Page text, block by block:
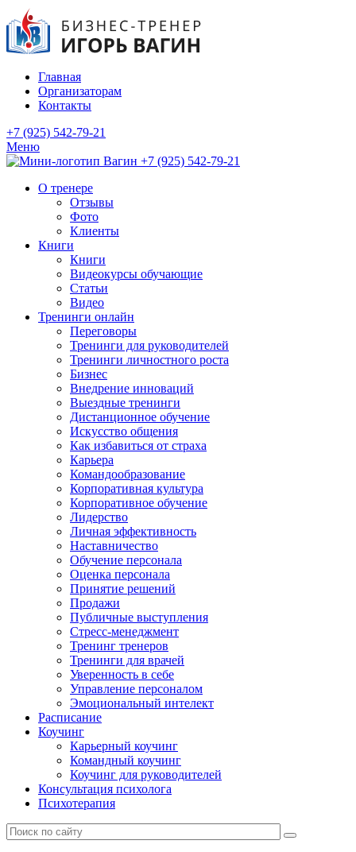
Главная
Организаторам
Контакты
+7 (925) 542-79-21
Меню
+7 (925) 542-79-21
О тренере
Отзывы
Фото
Клиенты
Книги
Книги
Видеокурсы обучающие
Статьи
Видео
Тренинги онлайн
Переговоры
Тренинги для руководителей
Тренинги личностного роста
Бизнес
Внедрение инноваций
Выездные тренинги
Дистанционное обучение
Искусство общения
Как избавиться от страха
Карьера
Командообразование
Корпоративная культура
Корпоративное обучение
Лидерство
Личная эффективность
Наставничество
Обучение персонала
Оценка персонала
Принятие решений
Продажи
Публичные выступления
Стресс-менеджмент
Тренинг тренеров
Тренинги для врачей
Уверенность в себе
Управление персоналом
Эмоциональный интелект
Расписание
Коучинг
Карьерный коучинг
Командный коучинг
Коучинг для руководителей
Консультация психолога
Психотерапия